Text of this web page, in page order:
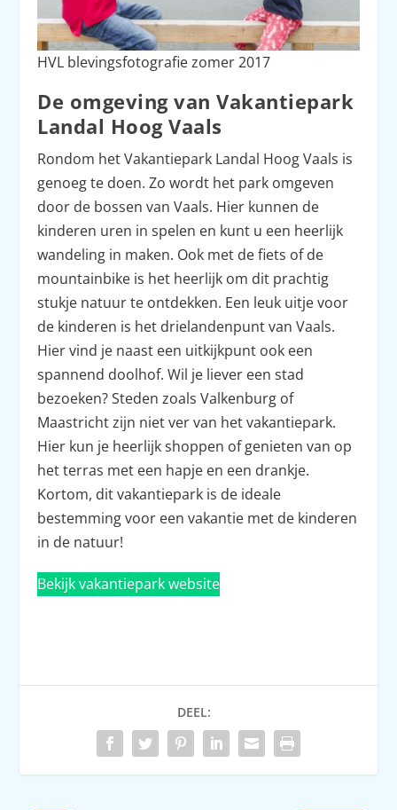
HVL blevingsfotografie zomer 2017
De omgeving van Vakantiepark
Landal Hoog Vaals
Rondom het Vakantiepark Landal Hoog Vaals is
genoeg te doen. Zo wordt het park omgeven
door de bossen van Vaals. Hier kunnen de
kinderen uren in spelen en kunt u een heerlijk
wandeling in maken. Ook met de fiets of de
mountainbike is het heerlijk om dit prachtig
stukje natuur te ontdekken. Een leuk uitje voor
de kinderen is het drielandenpunt van Vaals.
Hier vind je naast een uitkijkpunt ook een
spannend doolhof. Wil je liever een stad
bezoeken? Steden zoals Valkenburg of
Maastricht zijn niet ver van het vakantiepark.
Hier kun je heerlijk shoppen of genieten van op
het terras met een hapje en een drankje.
Kortom, dit vakantiepark is de ideale
bestemming voor een vakantie met de kinderen
in de natuur!
Bekijk vakantiepark website
DEEL: